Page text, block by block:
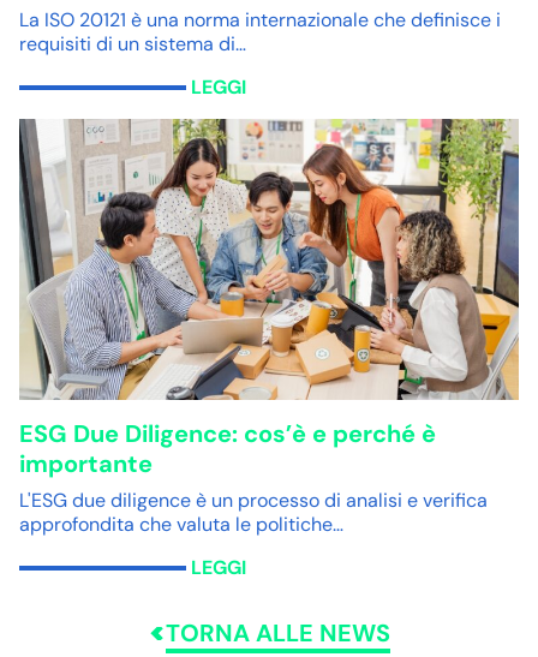
La ISO 20121 è una norma internazionale che definisce i
requisiti di un sistema di…
LEGGI
ESG Due Diligence: cos’è e perché è
importante
L'ESG due diligence è un processo di analisi e verifica
approfondita che valuta le politiche…
LEGGI
TORNA ALLE NEWS